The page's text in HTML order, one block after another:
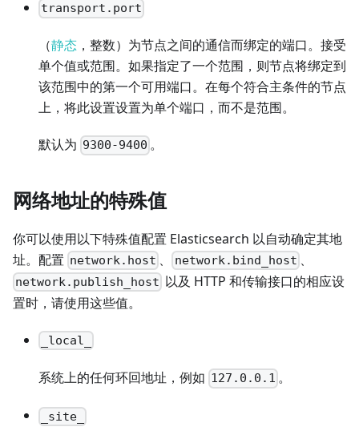
transport.port
（静态 ，整数）为节点之间的通信而绑定的端口。接受
单个值或范围。如果指定了一个范围，则节点将绑定到
该范围中的第一个可用端口。在每个符合主条件的节点
上，将此设置设置为单个端口，而不是范围。
默认为 9300-9400 。
网络地址的特殊值
你可以使用以下特殊值配置 Elasticsearch 以自动确定其地
址。配置 network.host 、 network.bind_host 、
network.publish_host 以及 HTTP 和传输接口的相应设
置时，请使用这些值。
_local_
系统上的任何环回地址，例如 127.0.0.1 。
_site_